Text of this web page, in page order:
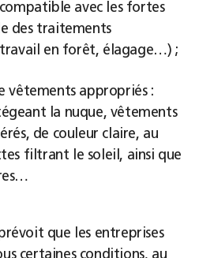
avec les fortes
des traitements
en forêt, élagage…) ;
vêtements appropriés :
la nuque, vêtements
de couleur claire, au
filtrant le soleil, ainsi que
que les entreprises